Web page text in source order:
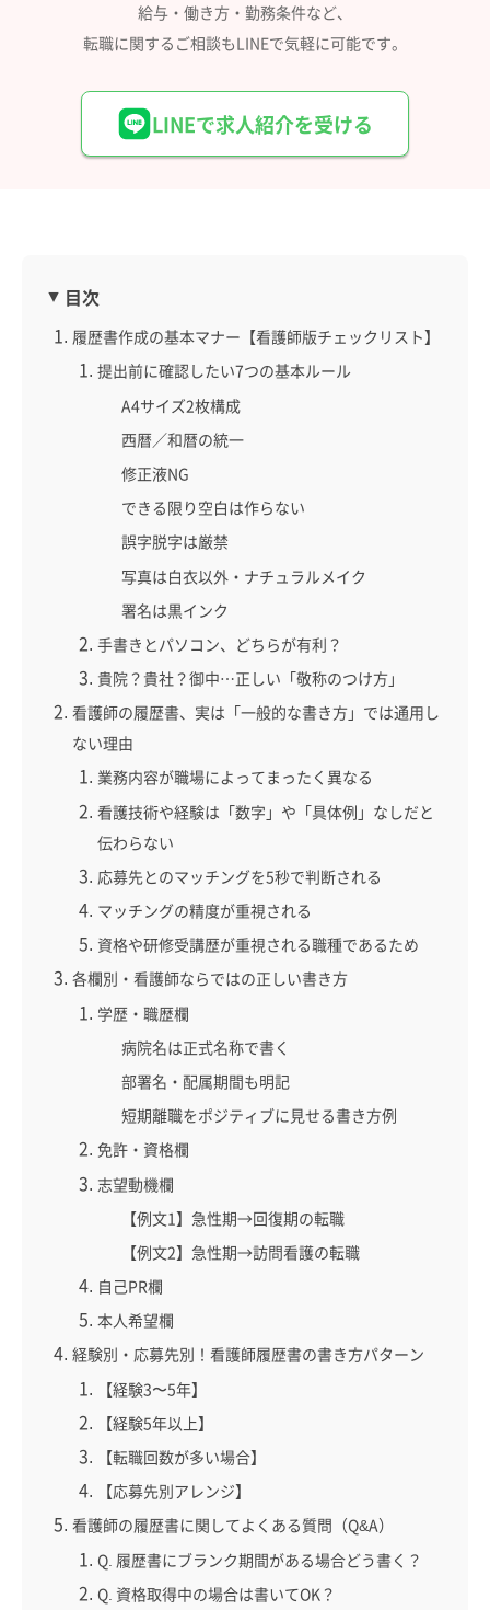
給与・働き方・勤務条件など、
転職に関するご相談もLINEで気軽に可能です。
LINEで求人紹介を受ける
目次
履歴書作成の基本マナー【看護師版チェックリスト】
提出前に確認したい7つの基本ルール
A4サイズ2枚構成
西暦／和暦の統一
修正液NG
できる限り空白は作らない
誤字脱字は厳禁
写真は白衣以外・ナチュラルメイク
署名は黒インク
手書きとパソコン、どちらが有利？
貴院？貴社？御中…正しい「敬称のつけ方」
看護師の履歴書、実は「一般的な書き方」では通用し
ない理由
業務内容が職場によってまったく異なる
看護技術や経験は「数字」や「具体例」なしだと
伝わらない
応募先とのマッチングを5秒で判断される
マッチングの精度が重視される
資格や研修受講歴が重視される職種であるため
各欄別・看護師ならではの正しい書き方
学歴・職歴欄
病院名は正式名称で書く
部署名・配属期間も明記
短期離職をポジティブに見せる書き方例
免許・資格欄
志望動機欄
【例文1】急性期→回復期の転職
【例文2】急性期→訪問看護の転職
自己PR欄
本人希望欄
経験別・応募先別！看護師履歴書の書き方パターン
【経験3〜5年】
【経験5年以上】
【転職回数が多い場合】
【応募先別アレンジ】
看護師の履歴書に関してよくある質問（Q&A）
Q. 履歴書にブランク期間がある場合どう書く？
Q. 資格取得中の場合は書いてOK？